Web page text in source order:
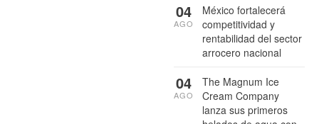
México fortalecerá
competitividad y
rentabilidad del sector
arrocero nacional
04
AGO
The Magnum Ice
Cream Company
lanza sus primeros
04
AGO